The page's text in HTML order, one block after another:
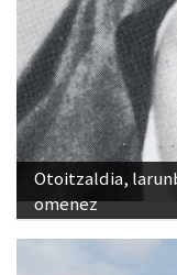
Otoitzaldia,
omenez